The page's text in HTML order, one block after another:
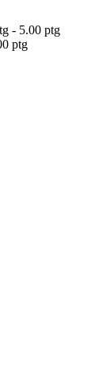
- 5.00 ptg
ptg